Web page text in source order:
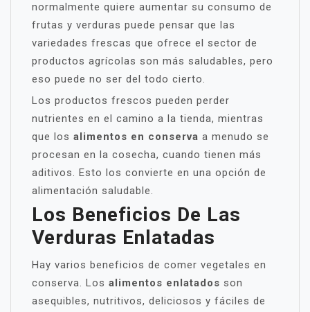
normalmente quiere aumentar su consumo de
frutas y verduras puede pensar que las
variedades frescas que ofrece el sector de
productos agrícolas son más saludables, pero
eso puede no ser del todo cierto.
Los productos frescos pueden perder
nutrientes en el camino a la tienda, mientras
que los alimentos en conserva a menudo se
procesan en la cosecha, cuando tienen más
aditivos. Esto los convierte en una opción de
alimentación saludable.
Los Beneficios De Las
Verduras Enlatadas
Hay varios beneficios de comer vegetales en
conserva. Los alimentos enlatados son
asequibles, nutritivos, deliciosos y fáciles de